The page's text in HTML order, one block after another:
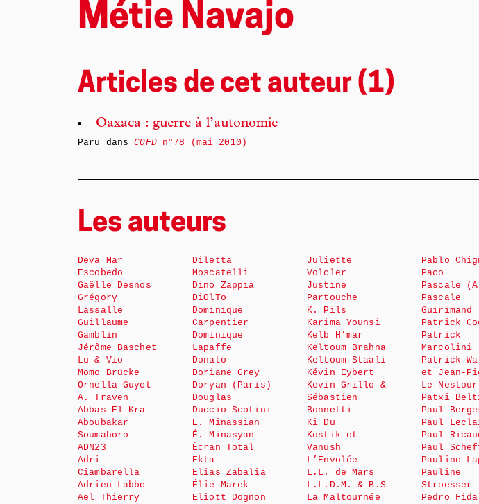
Métie Navajo
Articles de cet auteur (1)
Oaxaca : guerre à l’autonomie
Paru dansCQFDn°78 (mai 2010)
Les auteurs
Deva Mar
Escobedo
Gaëlle Desnos
Grégory
Lassalle
Guillaume
Gamblin
Jérôme Baschet
Lu & Vio
Momo Brücke
Ornella Guyet
A. Traven
Abbas El Kra
Aboubakar
Soumahoro
ADN23
Adri
Ciambarella
Adrien Labbe
Aël Thierry
Diletta
Moscatelli
Dino Zappia
DiOlTo
Dominique
Carpentier
Dominique
Lapaffe
Donato
Doriane Grey
Doryan (Paris)
Douglas
Duccio Scotini
E. Minassian
É. Minasyan
Écran Total
Ekta
Elias Zabalia
Élie Marek
Eliott Dognon
Juliette
Volcler
Justine
Partouche
K. Pils
Karima Younsi
Kelb H’mar
Keltoum Brahna
Keltoum Staali
Kévin Eybert
Kevin Grillo &
Sébastien
Bonnetti
Ki Du
Kostik et
Vanush
L’Envolée
L.L. de Mars
L.L.D.M. & B.S
La Maltournée
Pablo
Paco
Pascale
Pascale
Guirimand
Patrick
Patrick
Marcolini
Patrick
et Jean-
Le Nestour
Patxi
Paul
Paul
Paul
Paul
Pauline
Pauline
Stroesser
Pedro